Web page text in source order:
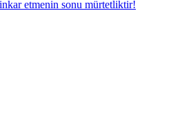
etmenin sonu mürtetliktir!